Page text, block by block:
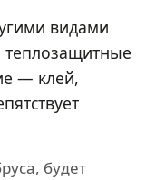
видами
— клей,
будет